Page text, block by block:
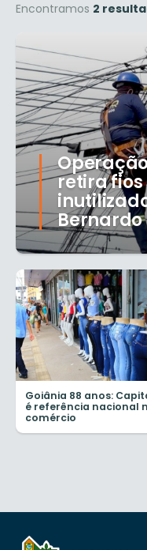
Encontramos 2
retira fios
Bernardo
Goiânia 88 anos:
é referência nacional
comércio